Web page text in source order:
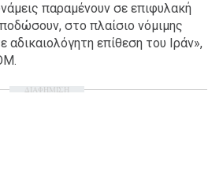
παραμένουν σε επιφυλακή
στο πλαίσιο νόμιμης
αδικαιολόγητη επίθεση του Ιράν»,
ΔΙΑΦΗΜΙΣΗ